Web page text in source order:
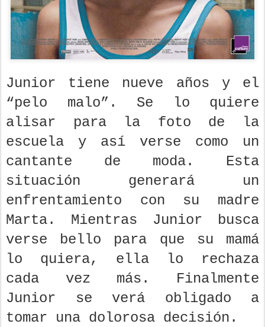
Junior tiene nueve años y el
“pelo malo”. Se lo quiere
alisar para la foto de la
escuela y así verse como un
cantante de moda. Esta
situación generará un
enfrentamiento con su madre
Marta. Mientras Junior busca
verse bello para que su mamá
lo quiera, ella lo rechaza
cada vez más. Finalmente
Junior se verá obligado a
tomar una dolorosa decisión.